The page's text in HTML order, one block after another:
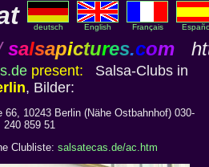
deutsch English Français
salsapictures.com
present: Salsa-Clubs in
, Bilder:
66, 10243 Berlin (Nähe Ostbahnhof) 030-
240 859 51
Clubliste: salsatecas.de/ac.htm